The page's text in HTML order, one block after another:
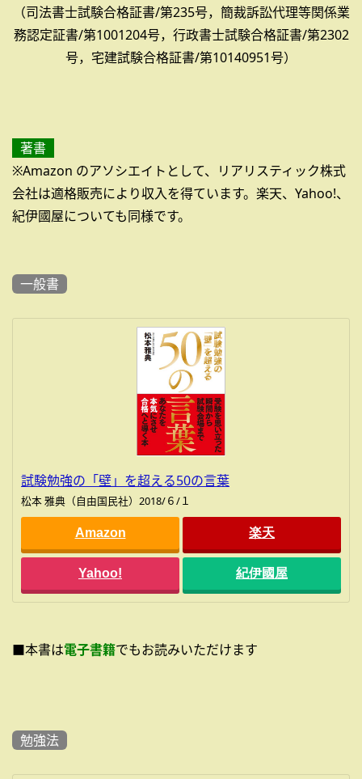
（司法書士試験合格証書/第235号，簡裁訴訟代理等関係業
務認定証書/第1001204号，行政書士試験合格証書/第2302
号，宅建試験合格証書/第10140951号）
著書
※Amazon のアソシエイトとして、リアリスティック株式
会社は適格販売により収入を得ています。楽天、Yahoo!、
紀伊國屋についても同様です。
一般書
試験勉強の「壁」を超える50の言葉
松本 雅典（自由国民社）2018/６/１
Amazon 楽天
Yahoo! 紀伊國屋
■本書は電子書籍でもお読みいただけます
勉強法